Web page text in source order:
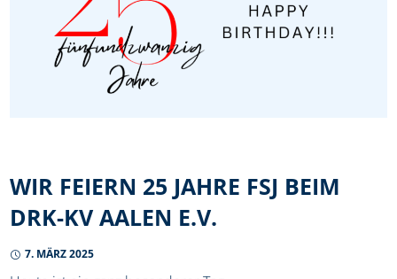
WIR FEIERN 25 JAHRE FSJ BEIM
DRK-KV AALEN E.V.
7. MÄRZ 2025